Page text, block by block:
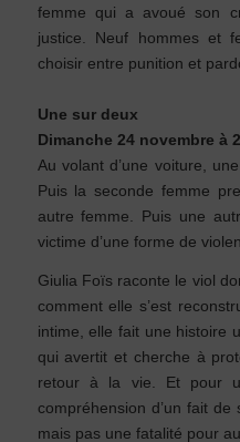
femme qui a avoué son
justice. Neuf hommes et
choisir entre punition et
Une sur deux
Dimanche 24 novembre à
Au volant d’une voiture,
Puis la seconde femme
autre femme. Puis une
victime d’une forme de
Giulia Foïs raconte le viol
comment elle s’est
intime, elle fait une histoire
qui avertit et cherche à
retour à la vie. Et pour
compréhension d’un fait
mais pas une fatalité pour